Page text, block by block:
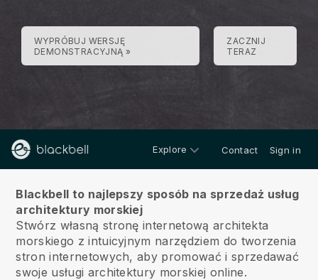
WYPRÓBUJ WERSJĘ
DEMONSTRACYJNĄ »
ZACZNIJ
TERAZ
Explore Contact Sign in
Blackbell to najlepszy sposób na sprzedaż usług
architektury morskiej
Stwórz własną stronę internetową architekta
morskiego z intuicyjnym narzędziem do tworzenia
stron internetowych, aby promować i sprzedawać
swoje usługi architektury morskiej online.